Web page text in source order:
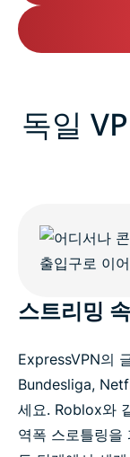
독일
스트리밍
ExpressVPN의
Bundesliga,
세요. Roblox와
역폭 스로틀링을